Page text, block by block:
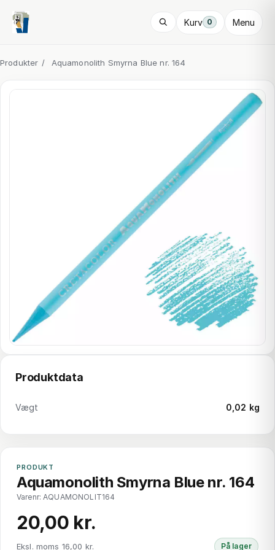
Kurv 0 Menu
Produkter / Aquamonolith Smyrna Blue nr. 164
Produktdata
Vægt 0,02 kg
PRODUKT
Aquamonolith Smyrna Blue nr. 164
Varenr: AQUAMONOLIT164
20,00 kr.
Eksl. moms 16,00 kr. På lager